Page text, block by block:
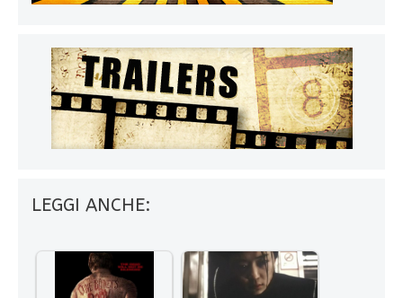
LEGGI ANCHE: